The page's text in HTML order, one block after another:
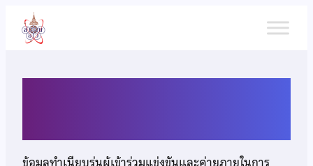
เนื้อหา